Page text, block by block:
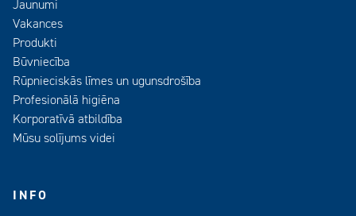
Jaunumi
Vakances
Produkti
Būvniecība
Rūpnieciskās līmes un ugunsdrošība
Profesionālā higiēna
Korporatīvā atbildība
Mūsu solījums videi
INFO